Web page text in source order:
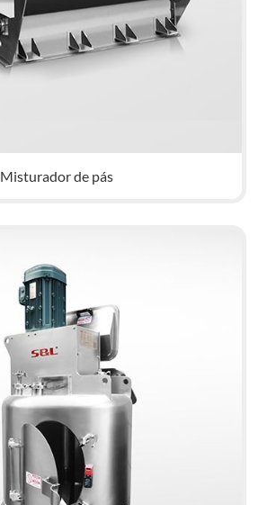
Misturador de pás